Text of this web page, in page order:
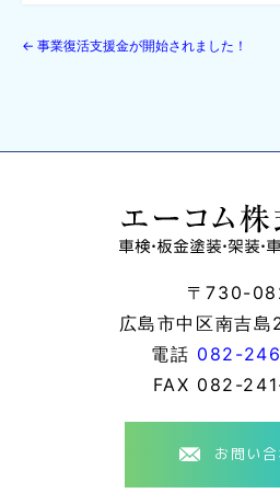
← 事業復活支援金が開始されました！
〒730-
広島市中区南吉
電話 082-
FAX 082-
お問い